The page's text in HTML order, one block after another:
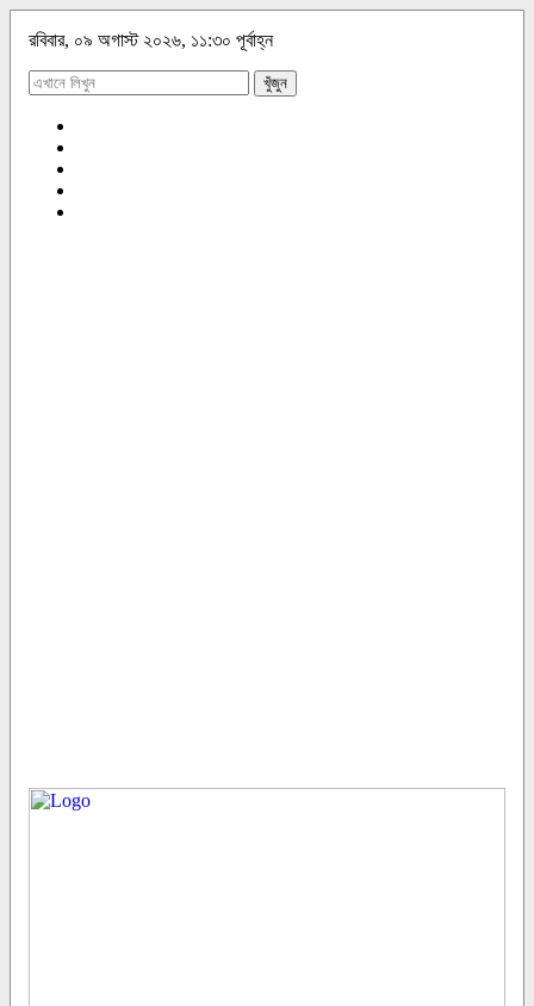
রবিবার, ০৯ অগাস্ট ২০২৬, ১১:৩০ পূর্বাহ্ন
খুঁজুন